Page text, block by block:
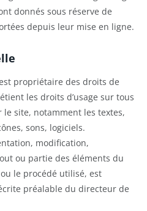
donnés sous réserve de
depuis leur mise en ligne.
propriétaire des droits de
les droits d’usage sur tous
le site, notamment les textes,
sons, logiciels.
modification,
ou partie des éléments du
le procédé utilisé, est
préalable du directeur de